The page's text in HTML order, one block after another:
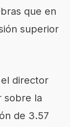
que en
superior
director
sobre la
de 3.57